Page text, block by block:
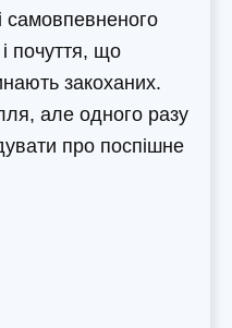
самовпевненого
почуття, що
закоханих.
але одного разу
про поспішне